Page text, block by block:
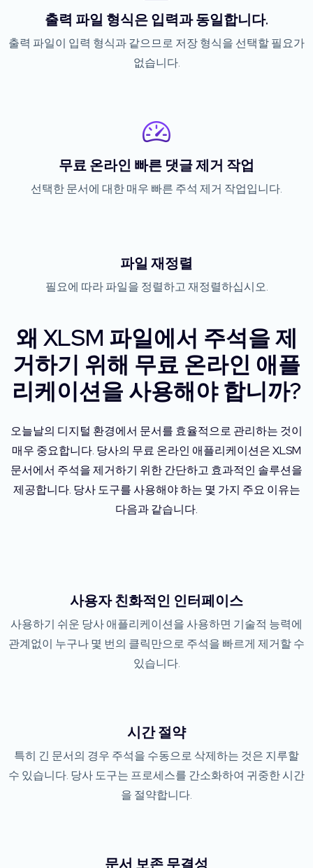
출력 파일 형식은 입력과 동일합니다.
출력 파일이 입력 형식과 같으므로 저장 형식을 선택할 필요가
없습니다.
무료 온라인 빠른 댓글 제거 작업
선택한 문서에 대한 매우 빠른 주석 제거 작업입니다.
파일 재정렬
필요에 따라 파일을 정렬하고 재정렬하십시오.
왜 XLSM 파일에서 주석을 제
거하기 위해 무료 온라인 애플
리케이션을 사용해야 합니까?
오늘날의 디지털 환경에서 문서를 효율적으로 관리하는 것이
매우 중요합니다. 당사의 무료 온라인 애플리케이션은 XLSM
문서에서 주석을 제거하기 위한 간단하고 효과적인 솔루션을
제공합니다. 당사 도구를 사용해야 하는 몇 가지 주요 이유는
다음과 같습니다.
사용자 친화적인 인터페이스
사용하기 쉬운 당사 애플리케이션을 사용하면 기술적 능력에
관계없이 누구나 몇 번의 클릭만으로 주석을 빠르게 제거할 수
있습니다.
시간 절약
특히 긴 문서의 경우 주석을 수동으로 삭제하는 것은 지루할
수 있습니다. 당사 도구는 프로세스를 간소화하여 귀중한 시간
을 절약합니다.
문서 보존 무결성